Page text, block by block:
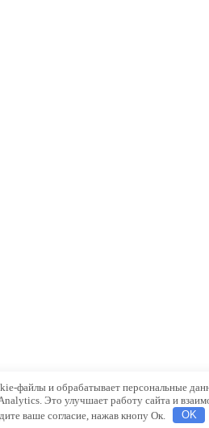
файлы и обрабатывает персональные
Это улучшает работу сайта и
ваше согласие, нажав кнопу Ок.
OK